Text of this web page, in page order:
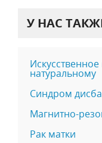
У НАС
натуральному
Синдром
Магнитно-
Рак матки